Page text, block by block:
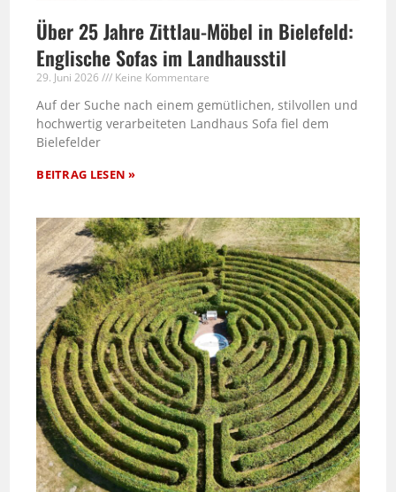
Über 25 Jahre Zittlau-Möbel in Bielefeld:
Englische Sofas im Landhausstil
29. Juni 2026 Keine Kommentare
Auf der Suche nach einem gemütlichen, stilvollen und
hochwertig verarbeiteten Landhaus Sofa fiel dem
Bielefelder
BEITRAG LESEN »